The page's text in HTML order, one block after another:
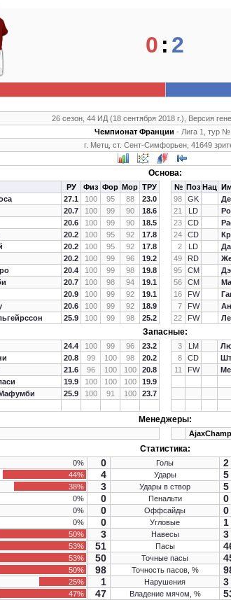
0 : 2
26 сезон, 44 ИД (18 сентября 2018 г.), Версия
Чемпионат Франции - Лига 1, тур №
г. Метц, ст. Сент-Симфорьен, 41649
Основа:
РУ Физ Фор Мор ТРУ
27.1 100 95 88
23.0
20.7 100 99 90
18.6
20.6 100 99 90
18.5
20.2 100 95 92
17.8
20.2 100 95 92
17.8
20.2 100 99 96
19.2
20.4 100 99 98
19.8
20.7 100 98 94
19.1
20.9 100 99 92
19.1
20.6 100 99 92
18.9
25.9 100 99 98 25.2
№ Поз Нац
98
GK
21
LD
23
CD
24
CD
2
LD
49
RD
95
CM
56
CM
16
FW
7
FW
22
FW
Запасные:
24.4 100 99 96
23.2
20.8 99 100 98
20.2
21.6 96 100 100
20.8
19.9 100 100 100
19.9
25.9 100 91 100 23.7
3 LM
8
CD
11
FW
Менеджеры:
Статистика:
0% 0 Голы 2
44%
4 Удары 5
38%
3 Удары в створ 5
0%
0 Пенальти 0
0%
0 Оффсайды 0
0%
0 Угловые 1
50%
3 Навесы 3
53%
51 Пасы
53%
50 Точные пасы
50%
98 Точность пасов, %
25%
1 Нарушения 3
47%
47 Владение мячом, %